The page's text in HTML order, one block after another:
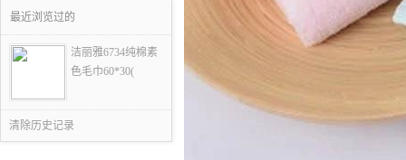
最近浏览过的
洁丽雅6734纯棉素
色毛巾60*30(
清除历史记录